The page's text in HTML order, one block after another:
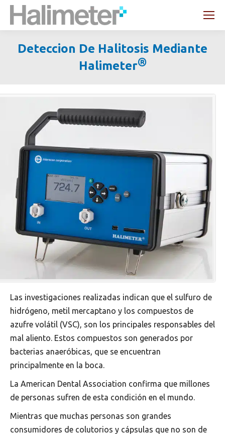
Search:
Deteccion De Halitosis Mediante
Halimeter®
Las investigaciones realizadas indican que el sulfuro de
hidrógeno, metil mercaptano y los compuestos de
azufre volátil (VSC), son los principales responsables del
mal aliento. Estos compuestos son generados por
bacterias anaeróbicas, que se encuentran
principalmente en la boca.
La American Dental Association confirma que millones
de personas sufren de esta condición en el mundo.
Mientras que muchas personas son grandes
consumidores de colutorios y cápsulas que no son de